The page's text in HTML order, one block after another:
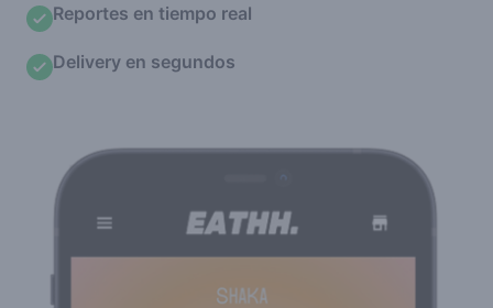
Reportes en tiempo real
Delivery en segundos